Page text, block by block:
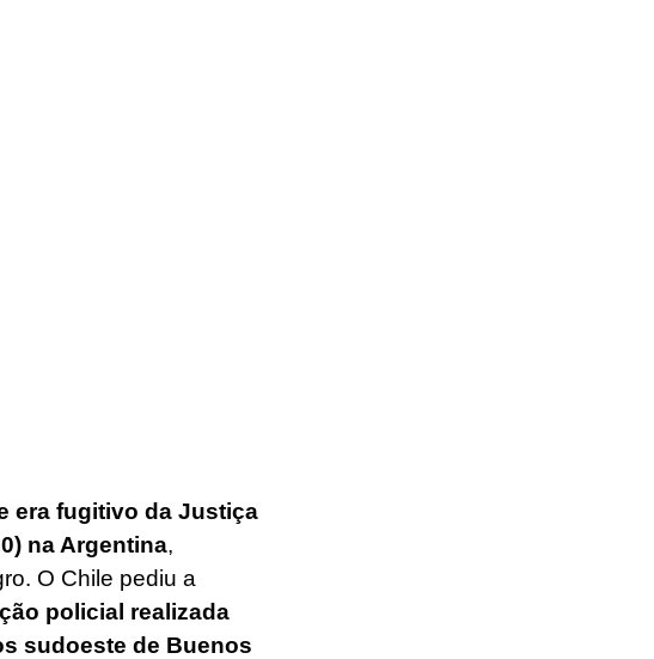
era fugitivo da Justiça
na Argentina,
O Chile pediu a
policial realizada
sudoeste de Buenos